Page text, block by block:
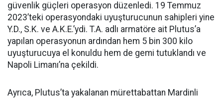
güvenlik güçleri operasyon düzenledi. 19 Temmuz
2023’teki operasyondaki uyuşturucunun sahipleri yine
Y.D., S.K. ve A.K.E.’ydi. T.A. adlı armatöre ait Plutus’a
yapılan operasyonun ardından hem 5 bin 300 kilo
uyuşturucuya el konuldu hem de gemi tutuklandı ve
Napoli Limanı’na çekildi.
Ayrıca, Plutus’ta yakalanan mürettabattan Mardinli